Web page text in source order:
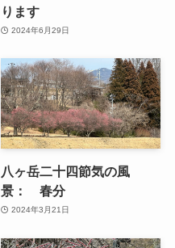
ります
2024年6月29日
八ヶ岳二十四節気の風
景： 春分
2024年3月21日